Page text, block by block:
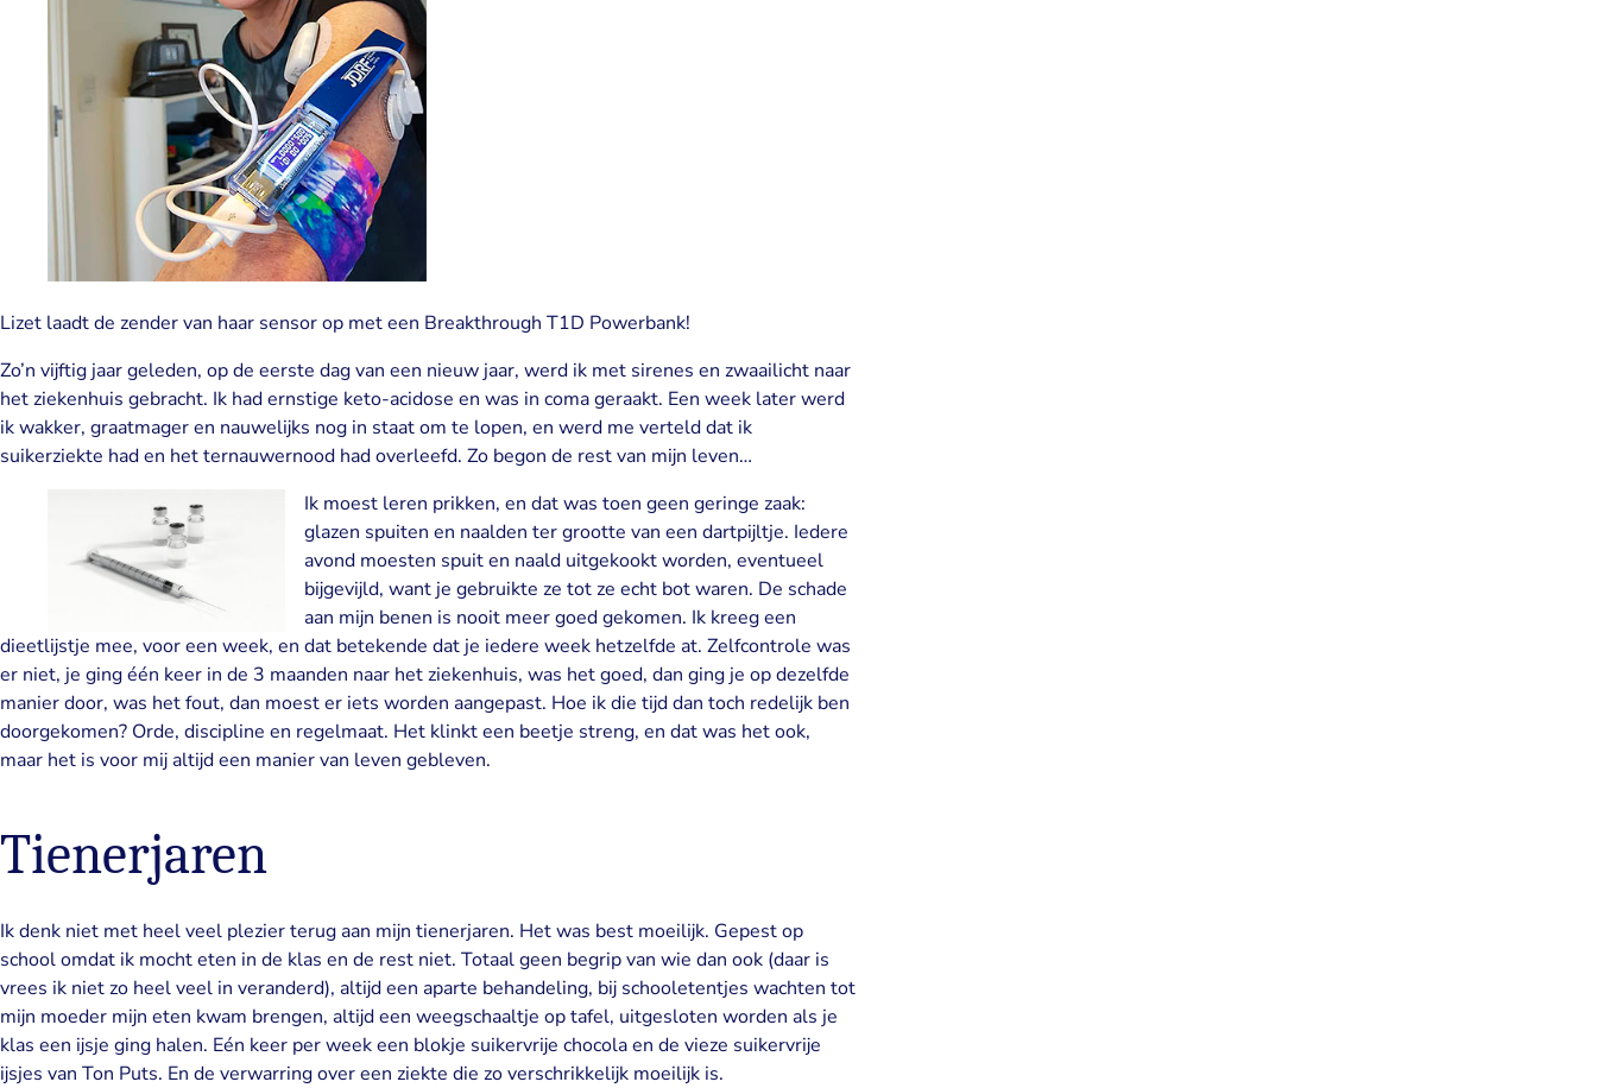
Lizet laadt de zender van haar sensor op met een Breakthrough T1D Powerbank!
Zo’n vijftig jaar geleden, op de eerste dag van een nieuw jaar, werd ik met sirenes en zwaailicht naar
het ziekenhuis gebracht. Ik had ernstige keto-acidose en was in coma geraakt. Een week later werd
ik wakker, graatmager en nauwelijks nog in staat om te lopen, en werd me verteld dat ik
suikerziekte had en het ternauwernood had overleefd. Zo begon de rest van mijn leven…
Ik moest leren prikken, en dat was toen geen geringe zaak:
glazen spuiten en naalden ter grootte van een dartpijltje. Iedere
avond moesten spuit en naald uitgekookt worden, eventueel
bijgevijld, want je gebruikte ze tot ze echt bot waren. De schade
aan mijn benen is nooit meer goed gekomen. Ik kreeg een
dieetlijstje mee, voor een week, en dat betekende dat je iedere week hetzelfde at. Zelfcontrole was
er niet, je ging één keer in de 3 maanden naar het ziekenhuis, was het goed, dan ging je op dezelfde
manier door, was het fout, dan moest er iets worden aangepast. Hoe ik die tijd dan toch redelijk ben
doorgekomen? Orde, discipline en regelmaat. Het klinkt een beetje streng, en dat was het ook,
maar het is voor mij altijd een manier van leven gebleven.
Tienerjaren
Ik denk niet met heel veel plezier terug aan mijn tienerjaren. Het was best moeilijk. Gepest op
school omdat ik mocht eten in de klas en de rest niet. Totaal geen begrip van wie dan ook (daar is
vrees ik niet zo heel veel in veranderd), altijd een aparte behandeling, bij schooletentjes wachten tot
mijn moeder mijn eten kwam brengen, altijd een weegschaaltje op tafel, uitgesloten worden als je
klas een ijsje ging halen. Eén keer per week een blokje suikervrije chocola en de vieze suikervrije
ijsjes van Ton Puts. En de verwarring over een ziekte die zo verschrikkelijk moeilijk is.